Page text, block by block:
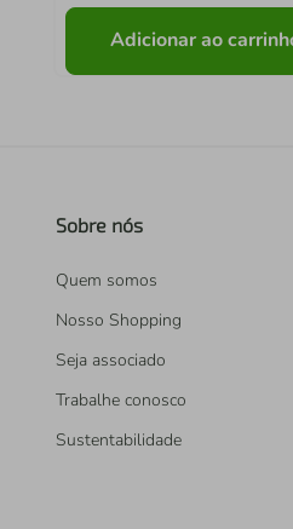
Adicionar ao
Sobre nós
Quem somos
Nosso Shopping
Seja associado
Trabalhe conosco
Sustentabilidade